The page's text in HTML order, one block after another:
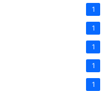
1
1
1
1
1